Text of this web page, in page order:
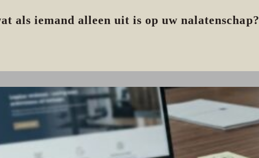
als iemand alleen uit is op uw nalatenschap?